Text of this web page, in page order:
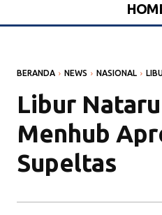
BERANDA NEWS NASIONAL
Libur
Menhub
Supeltas